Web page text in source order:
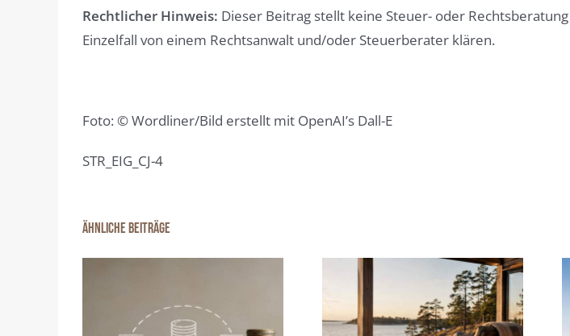
Rechtlicher Hinweis: Dieser Beitrag stellt keine Steuer- oder
Einzelfall von einem Rechtsanwalt und/oder Steuerberater klären.
Foto: © Wordliner/Bild erstellt mit OpenAI’s Dall-E
STR_EIG_CJ-4
Ähnliche Beiträge
Feriendomizil nicht
Smarte Haustechnik
beim